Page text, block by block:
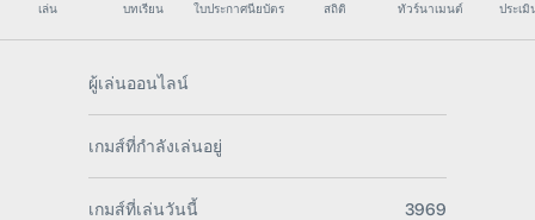
เล่น บทเรียน ใบประกาศนียบัตร สถิติ ทัวร์นาเมนต์ ประเมิ
ผู้เล่นออนไลน์
เกมส์ที่กำลังเล่นอยู่
เกมส์ที่เล่นวันนี้ 3969